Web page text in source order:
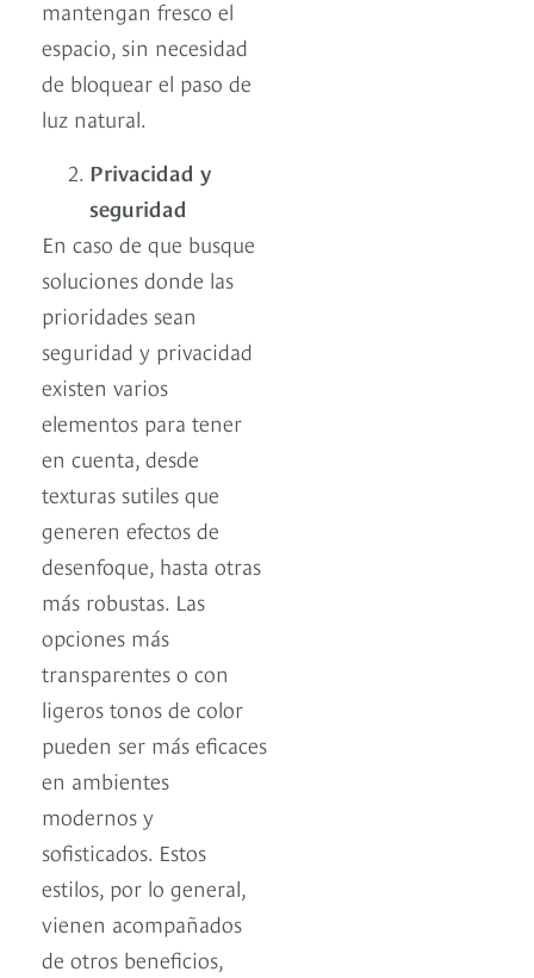
mantengan fresco el
espacio, sin necesidad
de bloquear el paso de
luz natural.
Privacidad y
seguridad
En caso de que busque
soluciones donde las
prioridades sean
seguridad y privacidad
existen varios
elementos para tener
en cuenta, desde
texturas sutiles que
generen efectos de
desenfoque, hasta otras
más robustas. Las
opciones más
transparentes o con
ligeros tonos de color
pueden ser más eficaces
en ambientes
modernos y
sofisticados. Estos
estilos, por lo general,
vienen acompañados
de otros beneficios,